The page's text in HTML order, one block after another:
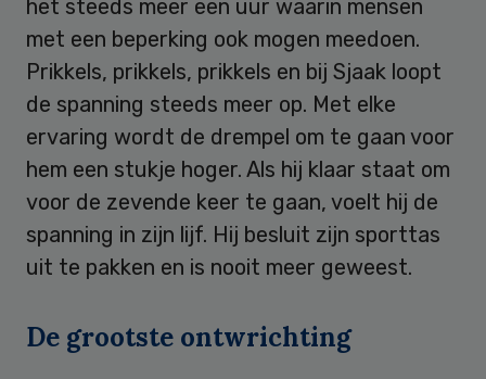
het steeds meer een uur waarin mensen
met een beperking ook mogen meedoen.
Prikkels, prikkels, prikkels en bij Sjaak loopt
de spanning steeds meer op. Met elke
ervaring wordt de drempel om te gaan voor
hem een stukje hoger. Als hij klaar staat om
voor de zevende keer te gaan, voelt hij de
spanning in zijn lijf. Hij besluit zijn sporttas
uit te pakken en is nooit meer geweest.
De grootste ontwrichting